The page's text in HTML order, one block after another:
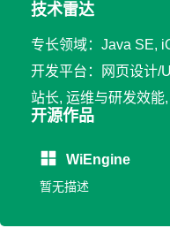
技术雷达
专长领域：Java SE,
开发平台：网页设计/
站长, 运维与研发效能
开源作品
WiEngine
暂无描述